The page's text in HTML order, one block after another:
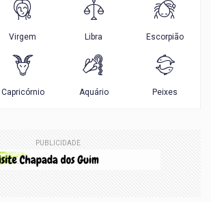
PUBLICIDADE